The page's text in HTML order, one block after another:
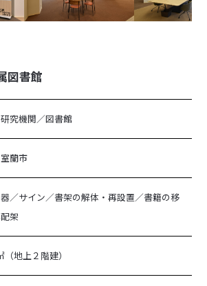
図書館
究機関／図書館
蘭市
／サイン／書架の解体・再設置／書籍の移
架
（地上２階建）